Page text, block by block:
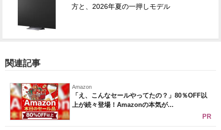
方と、2026年夏の一押しモデル
関連記事
Amazon
「え、こんなセールやってたの？」80％OFF以
上が続々登場！Amazonの本気が...
PR